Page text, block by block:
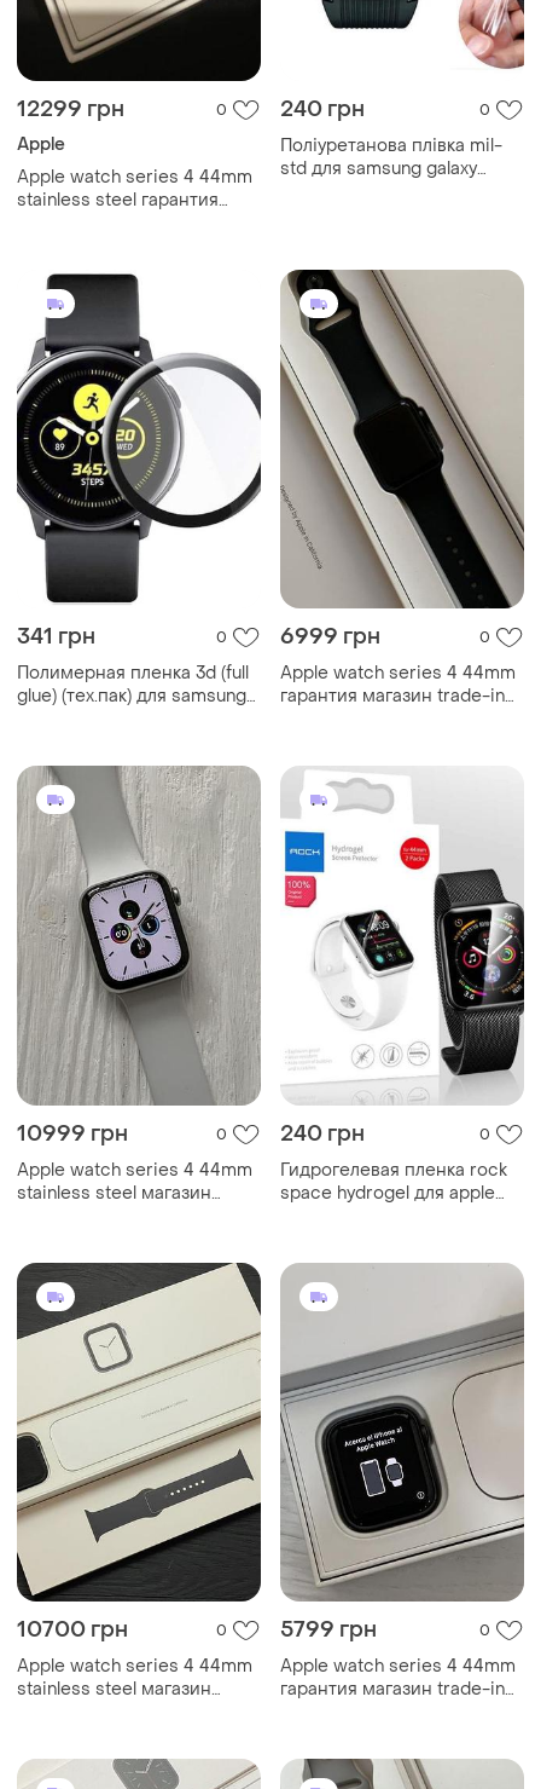
12299 грн 0
Apple
Apple watch series 4 44mm
stainless steel гарантия
240 грн 0
Поліуретанова плівка mil-
std для samsung galaxy
341 грн 0
Полимерная пленка 3d (full
glue) (тех.пак) для samsung
6999 грн 0
Apple watch series 4 44mm
гарантия магазин trade-in
10999 грн 0
Apple watch series 4 44mm
stainless steel магазин
240 грн 0
Гидрогелевая пленка rock
space hydrogel для apple
10700 грн 0
Apple watch series 4 44mm
stainless steel магазин
5799 грн 0
Apple watch series 4 44mm
гарантия магазин trade-in